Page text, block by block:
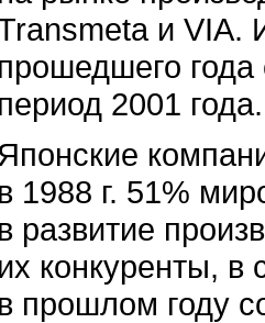
и VIA.
прошедшего года
период 2001 года.
Японские
в 1988 г. 51%
в развитие
их конкуренты,
в прошлом году